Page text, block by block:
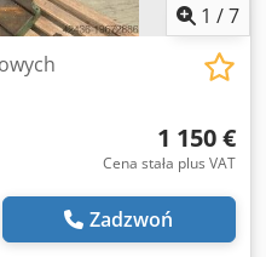
1 /7
1 150 €
Cena stała plus VAT
Zadzwoń